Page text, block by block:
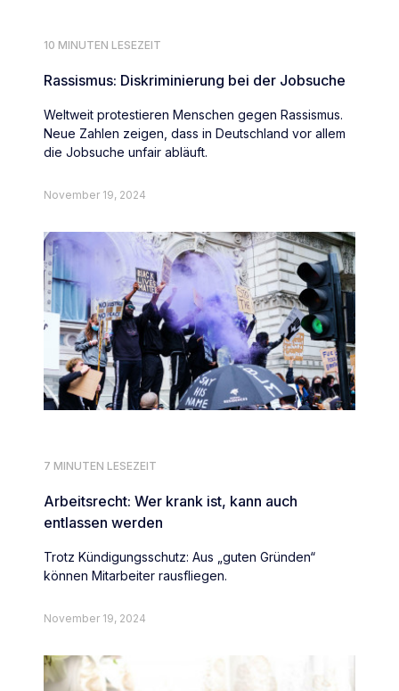
10 MINUTEN LESEZEIT
Rassismus: Diskriminierung bei der Jobsuche
Weltweit protestieren Menschen gegen Rassismus.
Neue Zahlen zeigen, dass in Deutschland vor allem
die Jobsuche unfair abläuft.
November 19, 2024
7 MINUTEN LESEZEIT
Arbeitsrecht: Wer krank ist, kann auch
entlassen werden
Trotz Kündigungsschutz: Aus „guten Gründen“
können Mitarbeiter rausfliegen.
November 19, 2024